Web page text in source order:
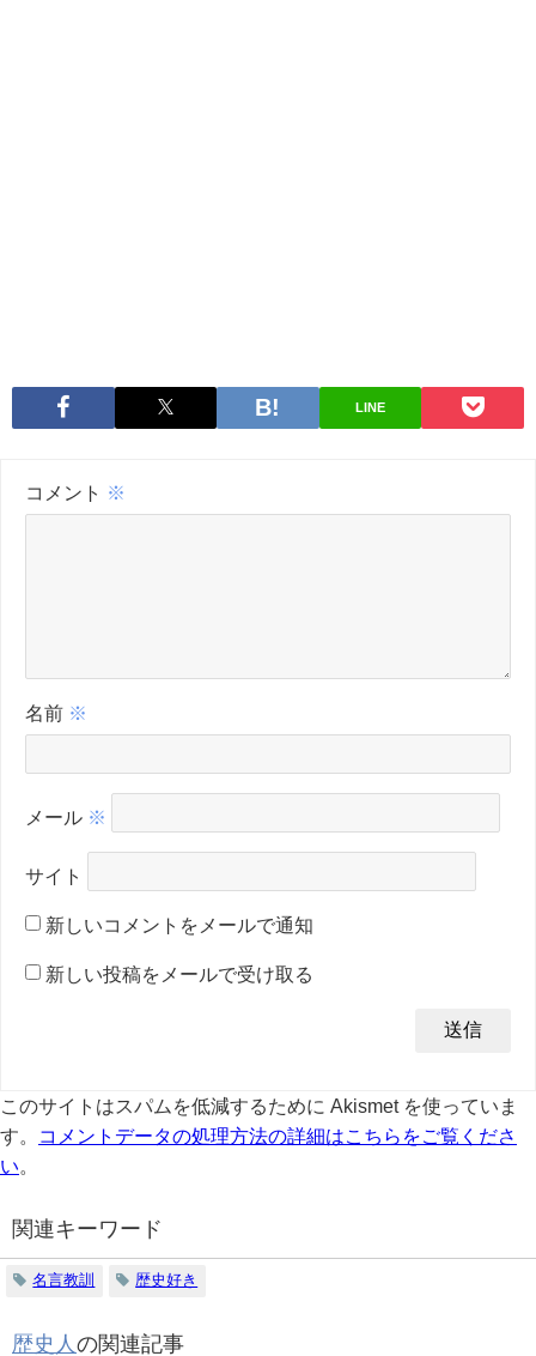
LINE
コメント ※
名前 ※
メール ※
サイト
新しいコメントをメールで通知
新しい投稿をメールで受け取る
このサイトはスパムを低減するために Akismet を使っていま
す。
コメントデータの処理方法の詳細はこちらをご覧くださ
い
関連キーワード
名言教訓 歴史好き
歴史人 の関連記事